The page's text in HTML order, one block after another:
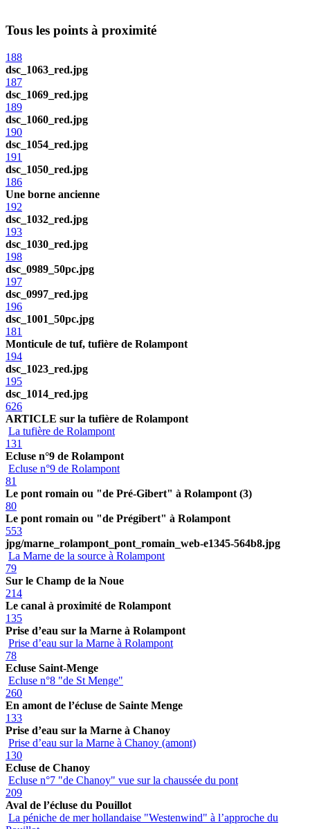
Tous les points à proximité
188
dsc_1063_red.jpg
187
dsc_1069_red.jpg
189
dsc_1060_red.jpg
190
dsc_1054_red.jpg
191
dsc_1050_red.jpg
186
Une borne ancienne
192
dsc_1032_red.jpg
193
dsc_1030_red.jpg
198
dsc_0989_50pc.jpg
197
dsc_0997_red.jpg
196
dsc_1001_50pc.jpg
181
Monticule de tuf, tufière de Rolampont
194
dsc_1023_red.jpg
195
dsc_1014_red.jpg
626
ARTICLE sur la tufière de Rolampont
La tufière de Rolampont
131
Ecluse n°9 de Rolampont
Ecluse n°9 de Rolampont
81
Le pont romain ou "de Pré-Gibert" à Rolampont (3)
80
Le pont romain ou "de Prégibert" à Rolampont
553
jpg/marne_rolampont_pont_romain_web-e1345-564b8.jpg
La Marne de la source à Rolampont
79
Sur le Champ de la Noue
214
Le canal à proximité de Rolampont
135
Prise d’eau sur la Marne à Rolampont
Prise d’eau sur la Marne à Rolampont
78
Ecluse Saint-Menge
Ecluse n°8 "de St Menge"
260
En amont de l’écluse de Sainte Menge
133
Prise d’eau sur la Marne à Chanoy
Prise d’eau sur la Marne à Chanoy (amont)
130
Ecluse de Chanoy
Ecluse n°7 "de Chanoy" vue sur la chaussée du pont
209
Aval de l’écluse du Pouillot
La péniche de mer hollandaise "Westenwind" à l’approche du